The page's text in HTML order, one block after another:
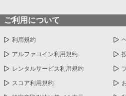
ご利用について
利用規約
アルファコイン利用規約
レンタルサービス利用規約
スコア利用規約